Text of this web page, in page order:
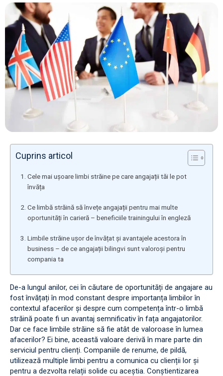
Cuprins articol
Cele mai ușoare limbi străine pe care angajații tăi le pot
învăța
Ce limbă străină să învețe angajații pentru mai multe
oportunități în carieră – beneficiile trainingului în engleză
Limbile străine ușor de învățat și avantajele acestora în
business – de ce angajații bilingvi sunt valoroși pentru
compania ta
De-a lungul anilor, cei în căutare de oportunități de angajare au
fost învățați în mod constant despre importanța limbilor în
contextul afacerilor și despre cum competența într-o limbă
străină poate fi un avantaj semnificativ în fața angajatorilor.
Dar ce face limbile străine să fie atât de valoroase în lumea
afacerilor? Ei bine, această valoare derivă în mare parte din
serviciul pentru clienți. Companiile de renume, de pildă,
utilizează multiple limbi pentru a comunica cu clienții lor și
pentru a dezvolta relații solide cu aceștia. Conștientizarea